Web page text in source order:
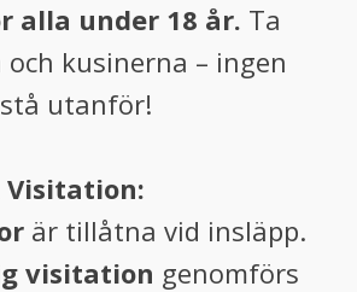
alla under 18 år. Ta
och kusinerna – ingen
utanför!
Visitation:
är tillåtna vid insläpp.
visitation genomförs